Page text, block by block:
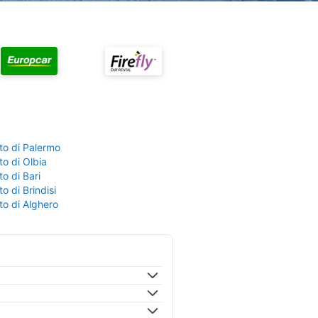
di Palermo
di Olbia
di Bari
di Brindisi
di Alghero